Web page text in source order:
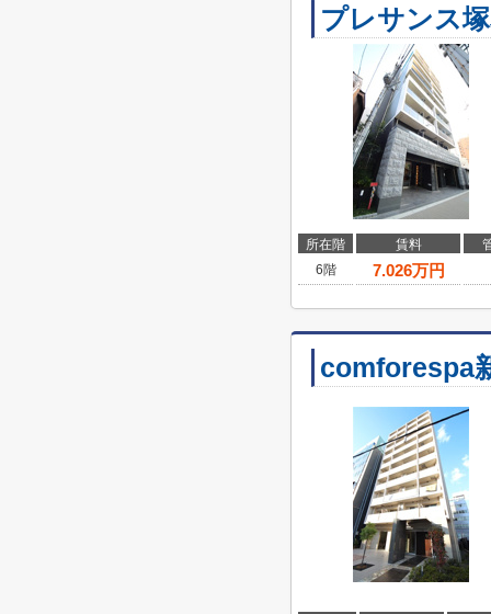
プレサンス
所在階 賃料
6階
7.026万円
comforespa